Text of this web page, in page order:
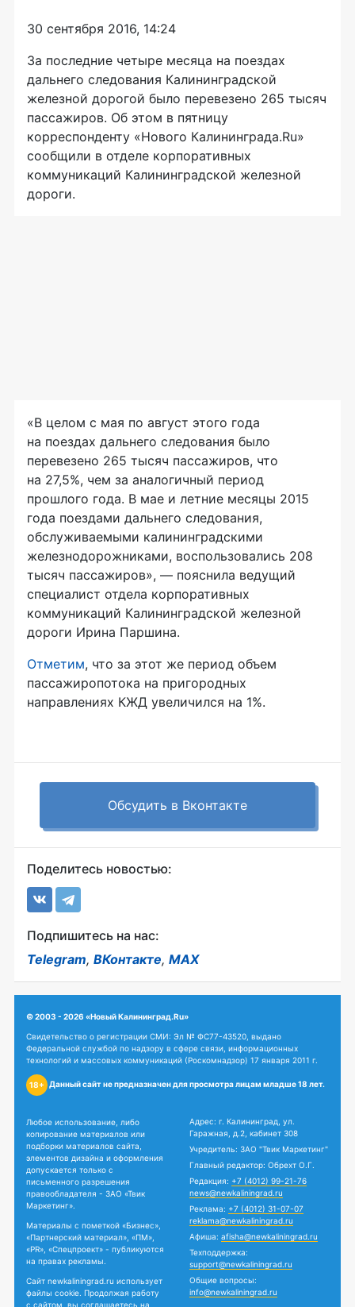
30 сентября 2016, 14:24
За последние четыре месяца на поездах
дальнего следования Калининградской
железной дорогой было перевезено 265 тысяч
пассажиров. Об этом в пятницу
корреспонденту «Нового Калининграда.Ru»
сообщили в отделе корпоративных
коммуникаций Калининградской железной
дороги.
«В целом с мая по август этого года
на поездах дальнего следования было
перевезено 265 тысяч пассажиров, что
на 27,5%, чем за аналогичный период
прошлого года. В мае и летние месяцы 2015
года поездами дальнего следования,
обслуживаемыми калининградскими
железнодорожниками, воспользовались 208
тысяч пассажиров», — пояснила ведущий
специалист отдела корпоративных
коммуникаций Калининградской железной
дороги Ирина Паршина.
Отметим, что за этот же период объем
пассажиропотока на пригородных
направлениях КЖД увеличился на 1%.
Обсудить в Вконтакте
Поделитесь новостью:
Подпишитесь на нас:
Telegram, ВКонтакте, MAX
© 2003 - 2026 «Новый Калининград.Ru»
Свидетельство о регистрации СМИ: Эл № ФС77-43520, выдано
Федеральной службой по надзору в сфере связи, информационных
технологий и массовых коммуникаций (Роскомнадзор) 17 января 2011 г.
18+ Данный сайт не предназначен для просмотра лицам младше 18 лет.
Любое использование, либо
копирование материалов или
подборки материалов сайта,
элементов дизайна и оформления
допускается только с
письменного разрешения
правообладателя - ЗАО «Твик
Маркетинг».
Материалы с пометкой «Бизнес»,
«Партнерский материал», «ПМ»,
«PR», «Спецпроект» - публикуются
на правах рекламы.
Сайт newkaliningrad.ru использует
файлы cookie. Продолжая работу
с сайтом, вы соглашаетесь на
Адрес: г. Калининград, ул.
Гаражная, д.2, кабинет 308
Учредитель: ЗАО "Твик Маркетинг"
Главный редактор: Обрехт О.Г.
Редакция: +7 (4012) 99-21-76
news@newkaliningrad.ru
Реклама: +7 (4012) 31-07-07
reklama@newkaliningrad.ru
Афиша: afisha@newkaliningrad.ru
Техподдержка:
support@newkaliningrad.ru
Общие вопросы:
info@newkaliningrad.ru